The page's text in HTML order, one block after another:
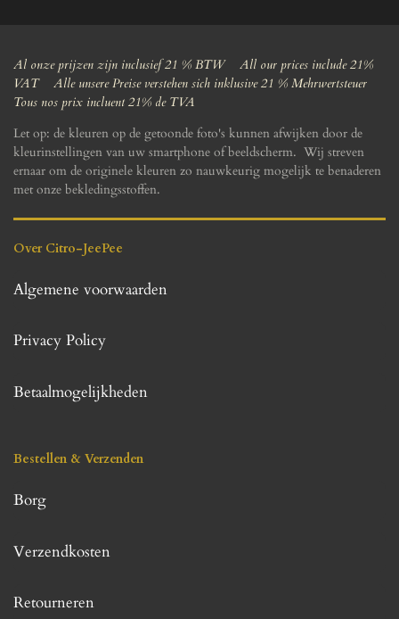
Al onze prijzen zijn inclusief 21 % BTW All our prices include 21%
VAT Alle unsere Preise verstehen sich inklusive 21 % Mehrwertsteuer
Tous nos prix incluent 21% de TVA
Let op: de kleuren op de getoonde foto's kunnen afwijken door de
kleurinstellingen van uw smartphone of beeldscherm. Wij streven
ernaar om de originele kleuren zo nauwkeurig mogelijk te benaderen
met onze bekledingsstoffen.
Over Citro-JeePee
Algemene voorwaarden
Privacy Policy
Betaalmogelijkheden
Bestellen & Verzenden
Borg
Verzendkosten
Retourneren